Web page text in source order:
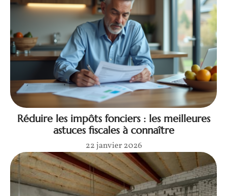
Réduire les impôts fonciers : les meilleures
astuces fiscales à connaître
22 janvier 2026